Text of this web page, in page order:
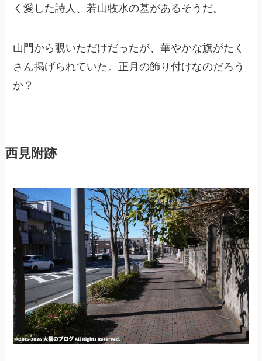
く愛した詩人、若山牧水の墓があるそうだ。
山門から覗いただけだったが、華やかな旗がたく
さん掲げられていた。正月の飾り付けなのだろう
か？
西見附跡